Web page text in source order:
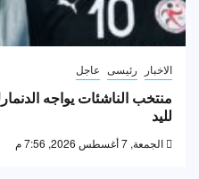
الاخبار رئيسى عاجل
منتخب الناشئات يواجه
لليد
الجمعة, 7 أغسطس 2026, 7:56 م